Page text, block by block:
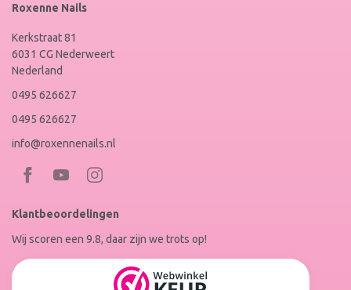
Roxenne Nails
Kerkstraat 81
6031 CG Nederweert
Nederland
0495 626627
0495 626627
info@roxennenails.nl
Bezoek
Facebook
op
Instagram
Klantbeoordelingen
Wij scoren een 9.8, daar zijn we trots op!